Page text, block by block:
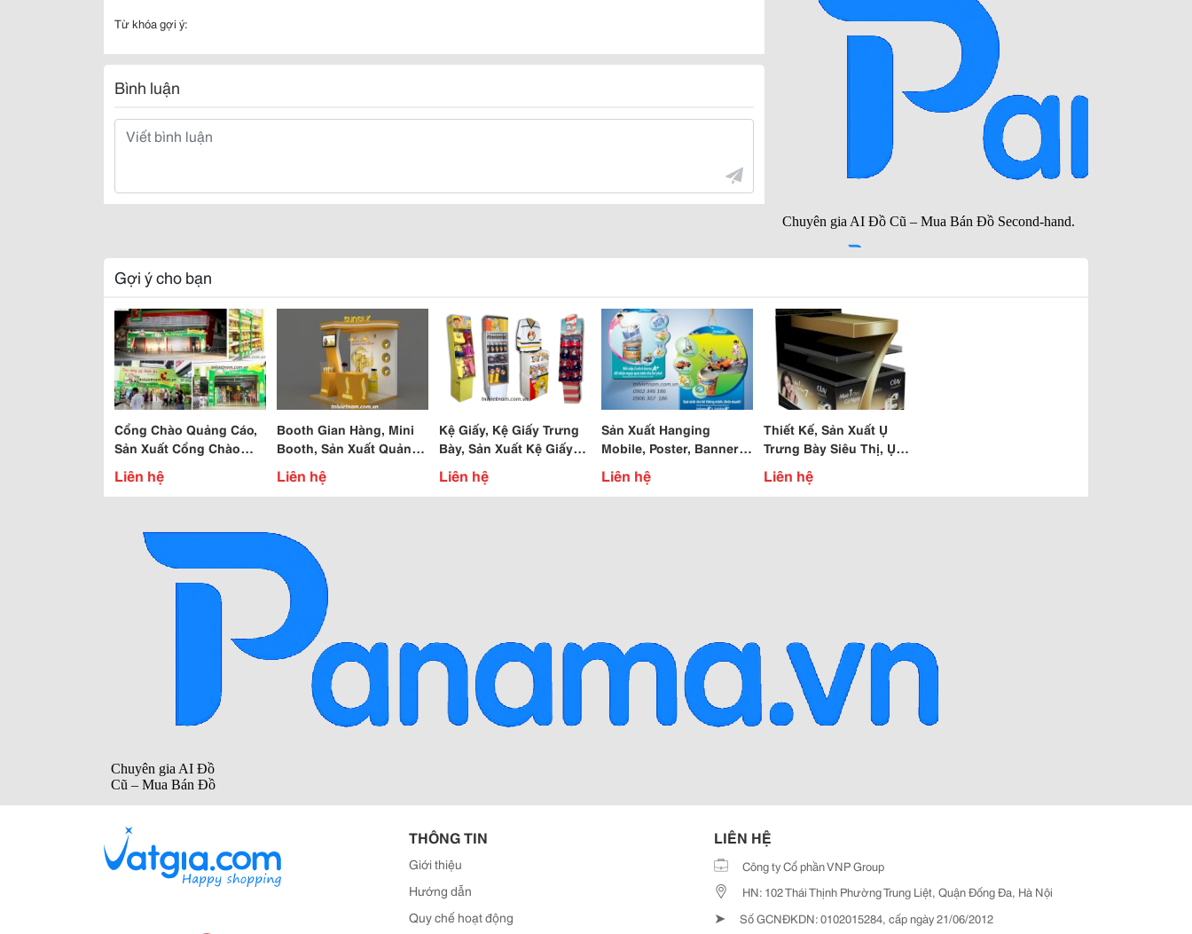
Từ khóa gợi ý:
Bình luận
Gợi ý cho bạn
Cổng Chào Quảng Cáo,
Sản Xuất Cổng Chào
Quảng Cáo Siêu Thị,
Cổng Chào Giá Rẻ
Liên hệ
Booth Gian Hàng, Mini
Booth, Sản Xuất Quảng
Cáo
Liên hệ
Kệ Giấy, Kệ Giấy Trưng
Bày, Sản Xuất Kệ Giấy
Lắp Ráp, Quầy Kệ
Liên hệ
Sản Xuất Hanging
Mobile, Poster, Banner,
Hanger, Sản Xuất Quảng
Cáo Giá Rẻ
Liên hệ
Thiết Kế, Sản Xuất Ụ
Trưng Bày Siêu Thị, Ụ
Trưng Bày, Island
Liên hệ
THÔNG TIN
Giới thiệu
Hướng dẫn
Quy chế hoạt động
LIÊN HỆ
Công ty Cổ phần VNP Group
HN: 102 Thái Thịnh Phường Trung Liệt, Quận Đống Đa, Hà Nội
➤ Số GCNĐKDN: 0102015284, cấp ngày 21/06/2012